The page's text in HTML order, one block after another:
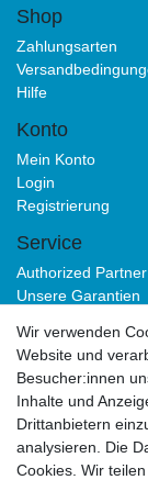
Shop
Zahlungsarten
Hilfe
Konto
Mein Konto
Login
Registrierung
Service
Authorized Partner
Unsere Garantien
B2B
Wir verwenden
Website und
Besucher:innen
Inhalte und
Drittanbietern
analysieren. Die
Cookies. Wir